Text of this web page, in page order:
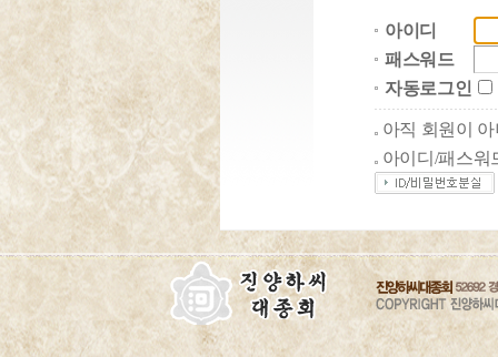
아이디
패스워드
자동로그인
아직 회원이
아이디/패스